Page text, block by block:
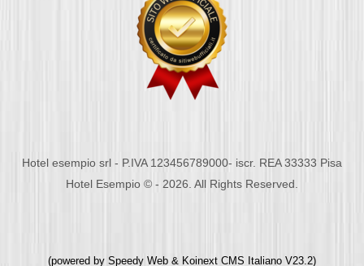
Hotel esempio srl - P.IVA 123456789000- iscr. REA 33333 Pisa
Hotel Esempio © - 2026. All Rights Reserved.
(powered by Speedy Web & Koinext CMS Italiano V23.2)